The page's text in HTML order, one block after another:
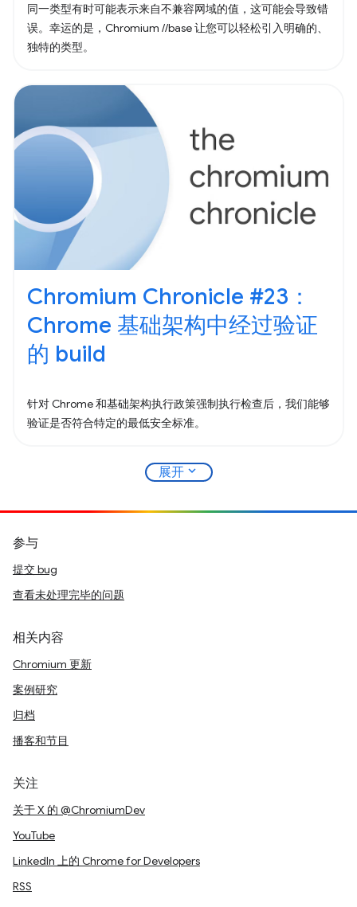
同一类型有时可能表示来自不兼容网域的值，这可能会导致错
误。幸运的是，Chromium //base 让您可以轻松引入明确的、
独特的类型。
Chromium Chronicle #23：
Chrome 基础架构中经过验证
的 build
针对 Chrome 和基础架构执行政策强制执行检查后，我们能够
验证是否符合特定的最低安全标准。
展开 expand_more
参与
提交 bug
查看未处理完毕的问题
相关内容
Chromium 更新
案例研究
归档
播客和节目
关注
关于 X 的 @ChromiumDev
YouTube
LinkedIn 上的 Chrome for Developers
RSS